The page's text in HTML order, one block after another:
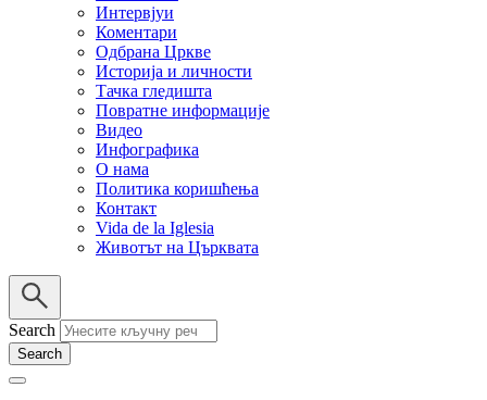
Интервјуи
Коментари
Одбрана Цркве
Историја и личности
Тачка гледишта
Повратне информације
Видео
Инфографика
О нама
Политика коришћења
Контакт
Vida de la Iglesia
Животът на Църквата
Search